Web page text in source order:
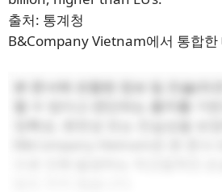
출처: 통계청
B&Company Vietnam에서 통합한
본 문서에 포함된 정보 및 진술(의